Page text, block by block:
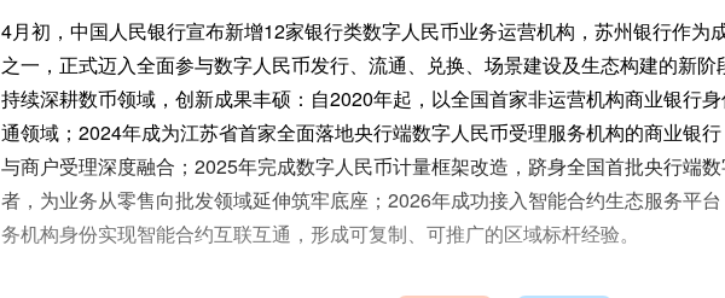
4月初，中国人民银行宣布新增12家银行类数字人民币业务运营机构，苏州银行作为
之一，正式迈入全面参与数字人民币发行、流通、兑换、场景建设及生态构建的新
持续深耕数币领域，创新成果丰硕：自2020年起，以全国首家非运营机构商业银行
通领域；2024年成为江苏省首家全面落地央行端数字人民币受理服务机构的商业银
与商户受理深度融合；2025年完成数字人民币计量框架改造，跻身全国首批央行端
者，为业务从零售向批发领域延伸筑牢底座；2026年成功接入智能合约生态服务平
务机构身份实现智能合约互联互通，形成可复制、可推广的区域标杆经验。